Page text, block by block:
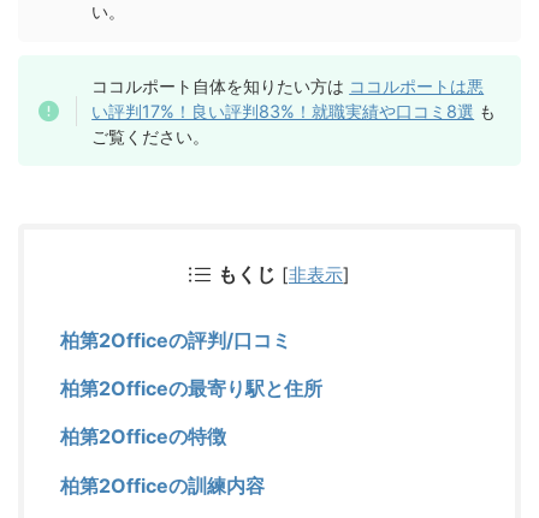
い。
ココルポート自体を知りたい方は ココルポートは悪
い評判17%！良い評判83%！就職実績や口コミ8選 も
ご覧ください。
もくじ [非表示]
柏第2Officeの評判/口コミ
柏第2Officeの最寄り駅と住所
柏第2Officeの特徴
柏第2Officeの訓練内容